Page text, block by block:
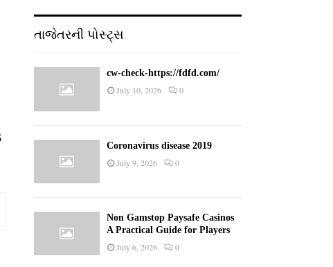
તાજેતરની પોસ્ટ્સ
cw-check-https://fdfd.com/
July 10, 2026 0
Coronavirus disease 2019
July 9, 2026 0
Non Gamstop Paysafe Casinos
A Practical Guide for Players
July 6, 2026 0